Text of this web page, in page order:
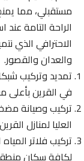
مستقبلي، مما
الراحة التامة عند
الاحترافي الذي
والعدان والقصور.
تمديد وتركيب
في القرين بأعلى
تركيب وصيانة
العليا لمنازل
تركيب فلاتر المياه
لكافة سكان منطقة